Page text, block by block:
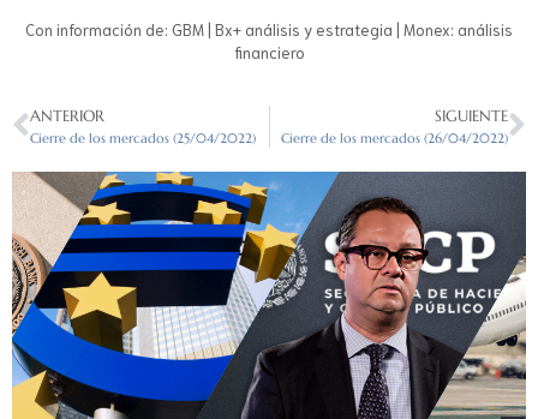
Con información de: GBM | Bx+ análisis y estrategia | Monex: análisis
financiero
ANTERIOR
Cierre de los mercados (25/04/2022)
SIGUIENTE
Cierre de los mercados (26/04/2022)